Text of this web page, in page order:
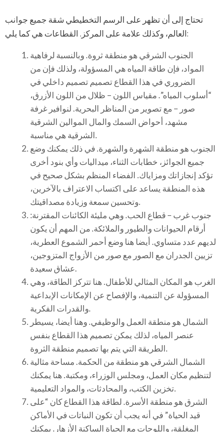
تحتاج إلى أن تظهر على الرسم التخطيطي شقة جميع جوانب
العالم، وكذلك علامة على المركز. القطاعات هي كما يلي:
الجنوب الشرقي هو منطقة ثروة. وبالنسبة لرفاهية
المواد، فإن طاقة المياه هي المسؤولة، ولذلك فإن من
الضروري في هذا القطاع تصميم تصميم داخلي في
“أسلوب المياه”. مقياس اللون – ظلال من اللون الأزرق،
صور – مع تصوير من المناظر البحرية. لنوافير غرفة
مشهد، أحواض السمك والمال الموالين الشرقية
الشرقية هي مناسبة.
الجنوب هو منطقة الشهرة والشهرة. في ذلك يمكنك وضع
جميع الجوائز، خطابات الثناء، ميداليات وأي بنود أخرى
تؤكد إنجازاتك ومزاياك. الفضاء المنظم بشكل صحيح في
هذه المنطقة يساعد على اكتساب الاعتراف بالآخرين،
وتحسين سمعة وزيادة مصداقيتك.
جنوب غرب – قطاع الحب. وهي مليئة الكائنات المقترنة:
أرقام الحيوانات والطيور والملائكة. من المهم أن يكون
لديهم عدد متساوي. أيضا هنا وضع أحمر الشموع العطرية،
تزيين الجدران مع الصور مع صور من الأزواج المتزوجين،
عشاق سعيدة.
الغرب هو المكان المثالي للأطفال. هنا تتركز الطاقة، وهي
المسؤولة عن التنمية، والإفصاح عن الإمكانات الإبداعية
والقدرات الفكرية.
الشمال هو منطقة العمل والوظيفي. وهنا أيضا، يسيطر
عنصر المياه، لذلك يمكن تصميم هذا القطاع بنفس
الطريقة التي يتم بها تصميم منطقة الثروة.
الشمال الشرقي هو منطقة من الحكمة. مساحة مثالية
لتنظيم مكان العمل، ومجلس الوزراء، ومكتبة. هنا يمكنك
تخزين الكتب، والمحادثات، والمواد التعليمية.
الشرق هو منطقة الأسرة. لطاقة هذا القطاع كان “على
قيد الحياة” في أنه يجب أن تكون النباتات في الأماكن
المغلقة، واللوحات مع الحياة الساكنة الأزهار. يمكنك